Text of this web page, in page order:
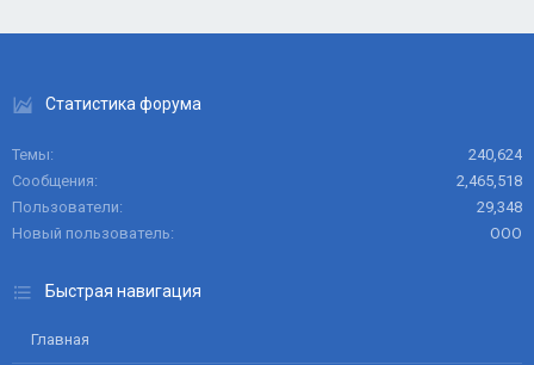
Статистика форума
Темы
240,624
Сообщения
2,465,518
Пользователи
29,348
Новый пользователь
ООО
Быстрая навигация
Главная